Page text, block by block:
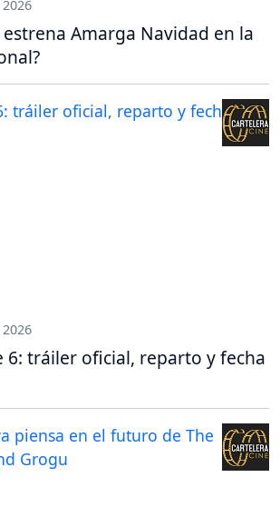
estrena Amarga Navidad en la
6: tráiler oficial, reparto y fecha